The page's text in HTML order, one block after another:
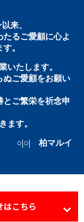
来、
るご愛顧に心よ
。
いたします。
ぬご愛顧をお願い
ご繁栄を祈念申
ます。
○|○| 柏マルイ
はこちら